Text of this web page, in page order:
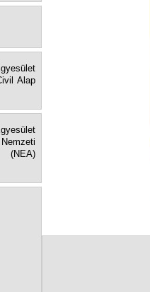
Alap
(NEA)